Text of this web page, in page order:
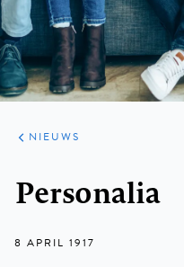
ARTIKELEN
HET
KORT
NIEUWS
Personalia
8 APRIL 1917